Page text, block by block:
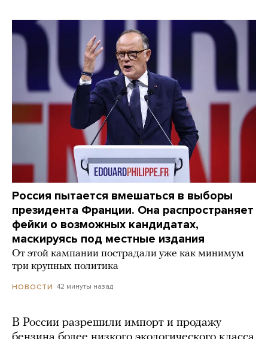
Россия пытается вмешаться в выборы
президента Франции. Она распространяет
фейки о возможных кандидатах,
маскируясь под местные издания
От этой кампании пострадали уже как минимум
три крупных политика
НОВОСТИ 42 минуты назад
В России разрешили импорт и продажу